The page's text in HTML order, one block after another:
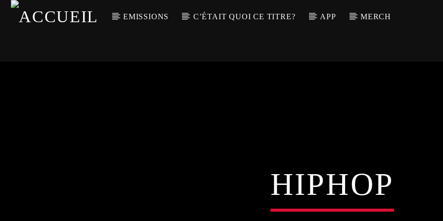
EMISSIONS C’ÉTAIT QUOI CE TITRE? APP MERCH
HIPHOP